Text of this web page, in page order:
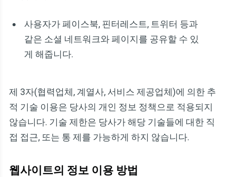
사용자가 페이스북, 핀터레스트, 트위터 등과
같은 소셜 네트워크와 페이지를 공유할 수 있
게 해줍니다.
제 3자(협력업체, 계열사, 서비스 제공업체)에 의한 추
적 기술 이용은 당사의 개인 정보 정책으로 적용되지
않습니다. 기술 제한은 당사가 해당 기술들에 대한 직
접 접근, 또는 통 제를 가능하게 하지 않습니다.
웹사이트의 정보 이용 방법